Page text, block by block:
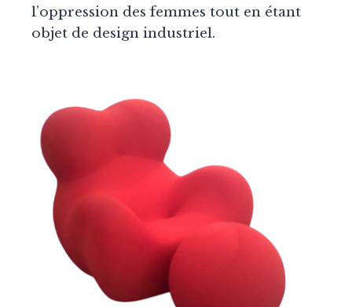
l’oppression des femmes tout en étant
objet de design industriel.